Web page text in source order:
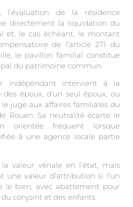
l’évaluation de la résidence
directement la liquidation du
et, le cas échéant, le montant
de l’article 271 du
le pavillon familial constitue
du patrimoine commun.
indépendant intervient à la
époux, d’un seul époux, ou
juge aux affaires familiales du
Rouen. Sa neutralité écarte le
orientée fréquent lorsque
à une agence locale partie
valeur vénale en l’état, mais
une valeur d’attribution si l’un
le bien, avec abattement pour
conjoint et des enfants.